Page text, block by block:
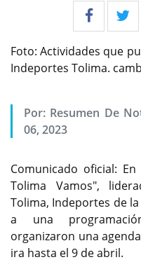
Foto: Actividades que
Indeportes Tolima.
Por: Resumen De
06, 2023
Comunicado oficial:
Tolima Vamos",
Tolima, Indeportes de
a una
organizaron una
ira hasta el 9 de abril.